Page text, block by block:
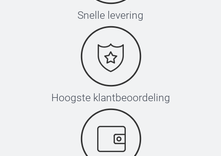
Snelle levering
Hoogste klantbeoordeling